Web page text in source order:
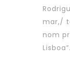
mar,/
nom